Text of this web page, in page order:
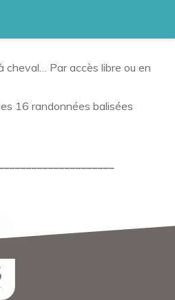
cheval… Par accès libre ou en
16 randonnées balisées